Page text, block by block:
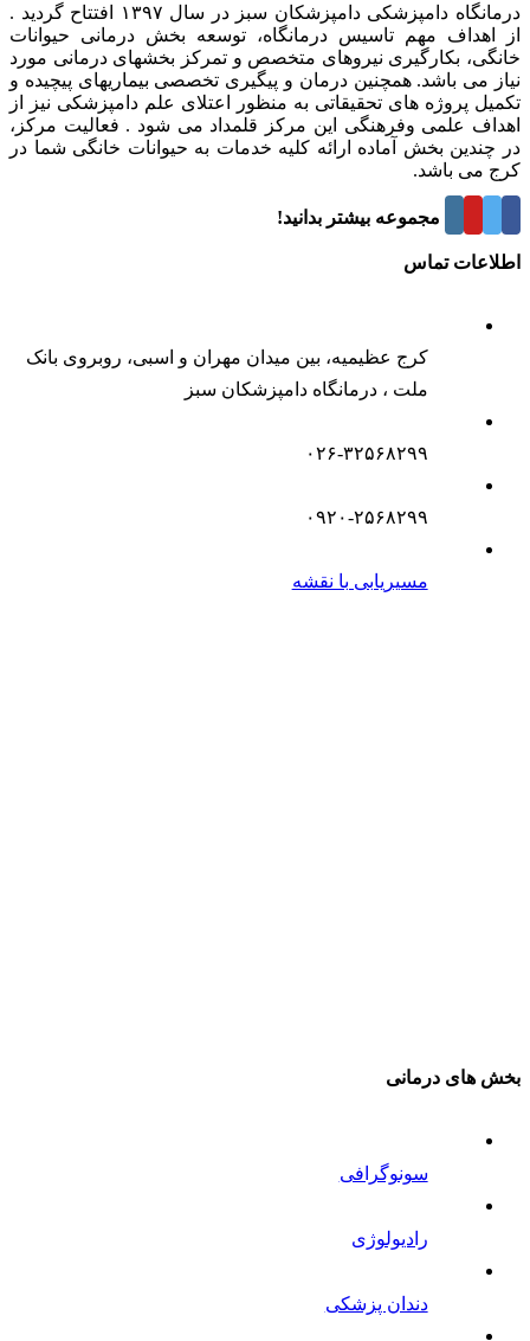
درمانگاه دامپزشکی دامپزشکان سبز در سال ۱۳۹۷ افتتاح گردید .
از اهداف مهم تاسیس درمانگاه، توسعه بخش درمانی حیوانات
خانگی، بکارگیری نیروهای متخصص و تمرکز بخشهای درمانی مورد
نیاز می باشد. همچنین درمان و پیگیری تخصصی بیماریهای پیچیده و
تکمیل پروژه های تحقیقاتی به منظور اعتلای علم دامپزشکی نیز از
اهداف علمی وفرهنگی این مرکز قلمداد می شود . فعالیت مرکز،
در چندین بخش آماده ارائه کلیه خدمات به حیوانات خانگی شما در
کرج می باشد.
درباره این مجموعه بیشتر بدانید!
اطلاعات تماس
کرج عظیمیه، بین میدان مهران و اسبی، روبروی بانک
ملت ، درمانگاه دامپزشکان سبز
۰۲۶-۳۲۵۶۸۲۹۹
۰۹۲۰-۲۵۶۸۲۹۹
مسیریابی با نقشه
بخش های درمانی
سونوگرافی
رادیولوژی
دندان پزشکی